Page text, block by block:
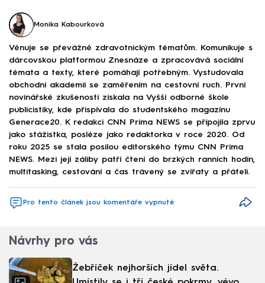
Monika Kabourková
Věnuje se převážně zdravotnickým tématům. Komunikuje s
dárcovskou platformou Znesnáze a zpracovává sociální
témata a texty, které pomáhají potřebným. Vystudovala
obchodní akademii se zaměřením na cestovní ruch. První
novinářské zkušenosti získala na Vyšší odborné škole
publicistiky, kde přispívala do studentského magazínu
Generace20. K redakci CNN Prima NEWS se připojila zprvu
jako stážistka, posléze jako redaktorka v roce 2020. Od
roku 2025 se stala posilou editorského týmu CNN Prima
NEWS. Mezi její záliby patří čtení do brzkých ranních hodin,
multitasking, cestování a čas trávený se zvířaty a přáteli.
Pro tento článek jsou komentáře vypnuté
Návrhy pro vás
Žebříček nejhorších jídel světa.